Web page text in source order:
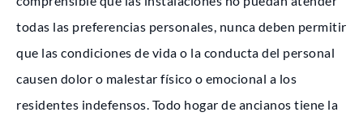
todas las preferencias personales, nunca deben permitir
que las condiciones de vida o la conducta del personal
causen dolor o malestar físico o emocional a los
residentes indefensos. Todo hogar de ancianos tiene la